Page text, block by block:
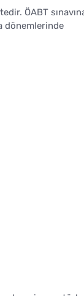
ÖABT
dönemlerinde